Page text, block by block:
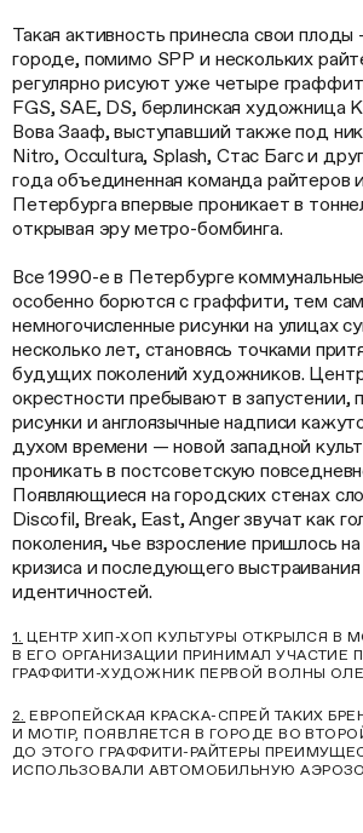
Такая активность принесла свои
городе, помимо SPP и нескольких
регулярно рисуют уже четыре
FGS, SAE, DS, берлинская художница
Вова Зааф, выступавший также под
Nitro, Occultura, Splash, Стас Багс и
года объединенная команда райтеров
Петербурга впервые проникает в
открывая эру метро-бомбинга.
Все 1990-е в Петербурге
особенно борются с граффити, тем
немногочисленные рисунки на улицах
несколько лет, становясь точками
будущих поколений художников.
окрестности пребывают в запустении,
рисунки и англоязычные надписи
духом времени — новой западной
проникать в постсоветскую
Появляющиеся на городских стенах
Discofil, Break, East, Anger звучат как
поколения, чье взросление пришлось
кризиса и последующего
идентичностей.
1. ЦЕНТР ХИП-ХОП КУЛЬТУРЫ ОТКРЫЛСЯ В
В ЕГО ОРГАНИЗАЦИИ ПРИНИМАЛ УЧАСТИЕ
ГРАФФИТИ-ХУДОЖНИК ПЕРВОЙ ВОЛНЫ
2. ЕВРОПЕЙСКАЯ КРАСКА-СПРЕЙ ТАКИХ
И MOTIP, ПОЯВЛЯЕТСЯ В ГОРОДЕ ВО
ДО ЭТОГО ГРАФФИТИ-РАЙТЕРЫ
ИСПОЛЬЗОВАЛИ АВТОМОБИЛЬНУЮ